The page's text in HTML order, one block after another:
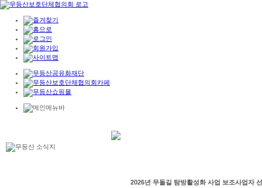
2026년 무돌길 탐방활성화 사업 보조사업자